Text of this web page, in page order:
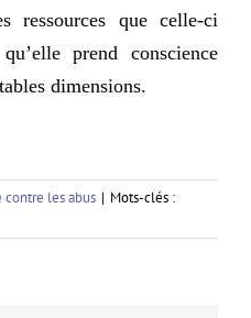
ressources que celle-ci
prend conscience
dimensions.
contre les abus | Mots-clés :